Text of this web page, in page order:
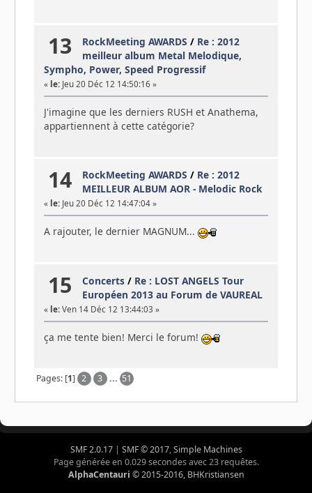
13 RockMeeting AWARDS / Re : 2012
meilleur album Metal Melodique,
Sympho, Power, Speed Progressif
« le:Jeu 20 Déc 12 14:50:16 »
J'imagine que les derniers RUSH et Anathema,
appartiennent à cette catégorie?
14 RockMeeting AWARDS / Re : 2012
MEILLEUR ALBUM AOR - Melodic Rock
« le:Jeu 20 Déc 12 14:47:04 »
A rajouter, le dernier MAGNUM...
15 Concerts / Re : LOST ANGELS Tour
Européen 2013 au Forum de VAUREAL
« le:Ven 14 Déc 12 13:44:03 »
ça me tente bien! Merci le forum!
Pages: [1] 2 3 ... 51
SMF 2.0.17| SMF © 2017,Simple Machines
Page générée en 0.029 secondes avec 23 requêtes.
AlphaCentauri © 2015-2016, BHKristiansen